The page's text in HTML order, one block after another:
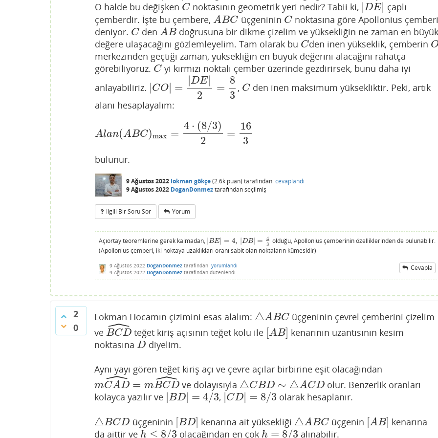
O halde bu değişken C
C noktasının geometrik yeri nedir? Tabii ki, DE|
|DE| çaplı
çemberdir. İşte bu çembere, ABC
ABC üçgeninin C
C noktasına göre Apollonius çemberi
deniyor. C
C den AB
AB doğrusuna bir dikme çizelim ve yüksekliğin ne zaman en büyük
değere ulaşacağını gözlemleyelim. Tam olarak bu C
C den inen yükseklik, çemberin O
merkezinden geçtiği zaman, yüksekliğin en büyük değerini alacağını rahatça
görebiliyoruz. C
C yi kırmızı noktalı çember üzerinde gezdirirsek, bunu daha iyi
anlayabiliriz.
CO =
|DE|
2
=
8
3
|CO| =|D E|2=83 , C
C den inen maksimum yüksekliktir. Peki, artık
alanı hesaplayalım:
Alan(ABC)max =
4 ⋅ (8/3)
2
=
16
3
Alan(ABC)max= 4⋅(8/3)2=16 3
bulunur.
9 Ağustos 2022 lokman gökçe(2.6k puan) tarafından cevaplandı
9 Ağustos 2022 DoganDonmeztarafındanseçilmiş
Ilgili Bir Soru Sor Yorum
Açıortay teoremlerine gerek kalmadan, BE| = 4, |DB =
4
3
|BE| 4, |D B|=43
olduğu, Apollonius çemberinin özelliklerinden de bulunabilir.
(Apollonius çemberi, iki noktaya uzaklıkları oranı sabit olan noktaların kümesidir)
9 Ağustos 2022 DoganDonmez tarafından yorumlandı
9 Ağustos 2022 DoganDonmez tarafından düzenlendi
Cevapla
2
0
Lokman Hocamın çizimini esas alalım: △ABC
△ABC
üçgeninin çevrel çemberini çizelim
ve BCD
ˆ
BCD^ teğet kiriş açısının teğet kolu ile [AB]
[AB]
kenarının uzantısının kesim
noktasına D
D diyelim.
Aynı yayı gören teğet kiriş açı ve çevre açılar birbirine eşit olacağından
mCAD
ˆ = mBCD
ˆ
mCAD^= mB CD^ ve dolayısıyla △CBD ∼ △ACD
△CBD∼△AC D
olur. Benzerlik oranları
kolayca yazılır ve BD = 4/3
|BD| =4/ 3 , CD| = 8/3
|CD| 8/ 3 olarak hesaplanır.
△BCD
△BCD üçgeninin [BD]
BD] kenarına ait yüksekliği △ABC
△ABC üçgenin [AB]
[AB]
kenarına
da aittir ve h ≤ 8/3
h≤ 8/ 3 olacağından en çok h = 8/3
h=8/ 3 alınabilir.